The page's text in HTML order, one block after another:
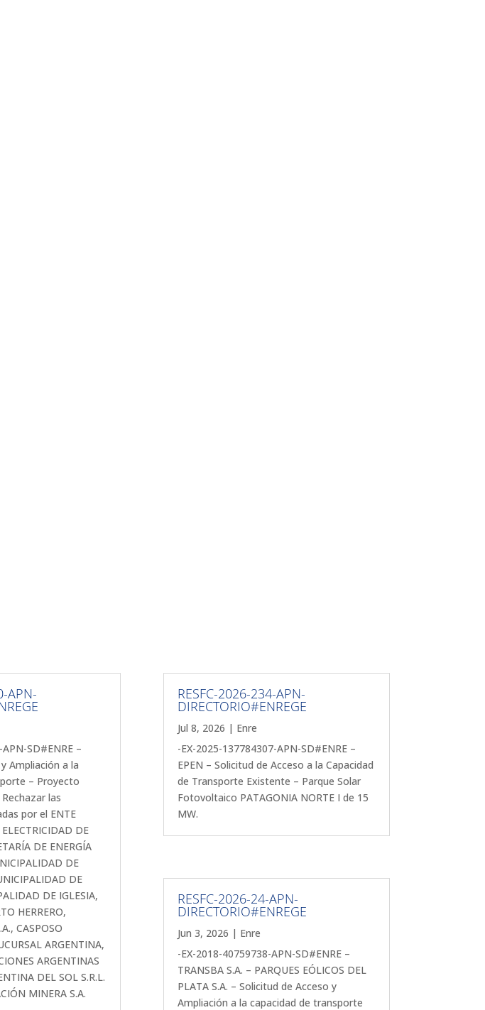
APN-
SD#ENRE –
Ampliación a la
– Proyecto
las
por el ENTE
DE
DE ENERGÍA
DE
DE
DE IGLESIA,
HERRERO,
CASPOSO
ARGENTINA,
ARGENTINAS
DEL SOL S.R.L.
MINERA S.A.
RESFC-2026-234-APN-
DIRECTORIO#ENREGE
Jul 8, 2026 | Enre
-EX-2025-137784307-APN-SD#ENRE –
EPEN – Solicitud de Acceso a la Capacidad
de Transporte Existente – Parque Solar
Fotovoltaico PATAGONIA NORTE I de 15
MW.
RESFC-2026-24-APN-
DIRECTORIO#ENREGE
Jun 3, 2026 | Enre
-EX-2018-40759738-APN-SD#ENRE –
TRANSBA S.A. – PARQUES EÓLICOS DEL
PLATA S.A. – Solicitud de Acceso y
Ampliación a la capacidad de transporte